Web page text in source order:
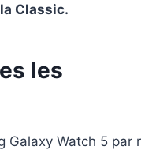
Classic.
les
Galaxy Watch 5 par